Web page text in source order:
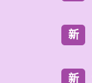
新
新